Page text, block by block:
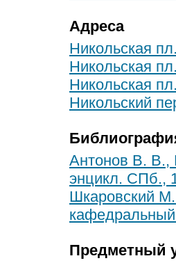
Адреса
Никольская
Никольская
Никольская
Никольский
Антонов В. В.,
энцикл. СПб.,
Шкаровский
Предметный